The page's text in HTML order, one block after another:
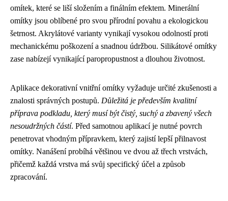
omítek, které se liší složením a finálním efektem. Minerální
omítky jsou oblíbené pro svou přírodní povahu a ekologickou
šetrnost. Akrylátové varianty vynikají vysokou odolností proti
mechanickému poškození a snadnou údržbou. Silikátové omítky
zase nabízejí vynikající paropropustnost a dlouhou životnost.
Aplikace dekorativní vnitřní omítky vyžaduje určité zkušenosti a
znalosti správných postupů. Důležitá je především kvalitní
příprava podkladu, který musí být čistý, suchý a zbavený všech
nesoudržných částí. Před samotnou aplikací je nutné povrch
penetrovat vhodným přípravkem, který zajistí lepší přilnavost
omítky. Nanášení probíhá většinou ve dvou až třech vrstvách,
přičemž každá vrstva má svůj specifický účel a způsob
zpracování.